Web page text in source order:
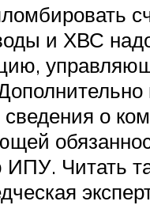
и ХВС
сведения о
ИПУ. Читать